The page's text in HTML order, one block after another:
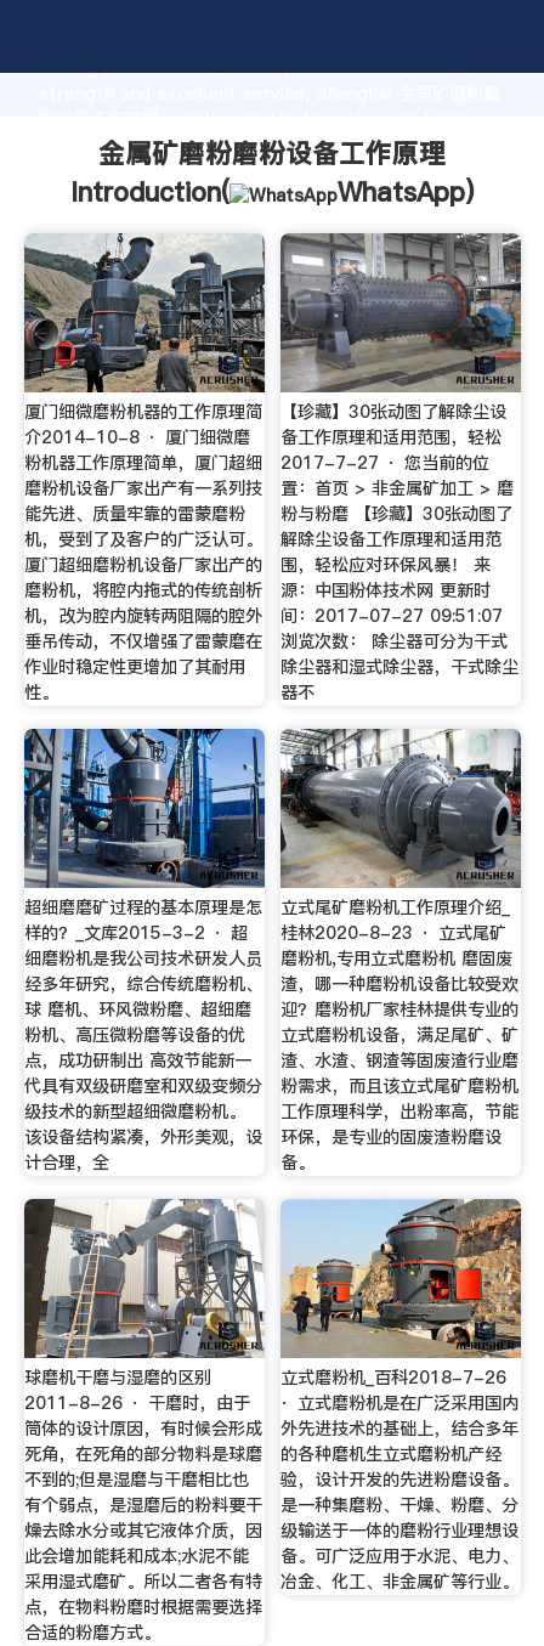
strong production capability, advanced research
values to all of customers.
金属矿磨粉磨粉设备工作原理
Introduction(
WhatsApp)
厦门细微磨粉机器的工作原理简
介2014-10-8 · 厦门细微磨
粉机器工作原理简单，厦门超细
磨粉机设备厂家出产有一系列技
能先进、质量牢靠的雷蒙磨粉
机，受到了及客户的广泛认可。
厦门超细磨粉机设备厂家出产的
磨粉机，将腔内拖式的传统剖析
机，改为腔内旋转两阻隔的腔外
垂吊传动，不仅增强了雷蒙磨在
作业时稳定性更增加了其耐用
性。
【珍藏】30张动图了解除尘设
备工作原理和适用范围，轻松
2017-7-27 · 您当前的位
置：首页 > 非金属矿加工 > 磨
粉与粉磨 【珍藏】30张动图了
解除尘设备工作原理和适用范
围，轻松应对环保风暴！ 来
源：中国粉体技术网 更新时
间：2017-07-27 09:51:07
浏览次数： 除尘器可分为干式
除尘器和湿式除尘器，干式除尘
器不
超细磨磨矿过程的基本原理是怎
样的？_文库2015-3-2 · 超
细磨粉机是我公司技术研发人员
经多年研究，综合传统磨粉机、
球 磨机、环风微粉磨、超细磨
粉机、高压微粉磨等设备的优
点，成功研制出 高效节能新一
代具有双级研磨室和双级变频分
级技术的新型超细微磨粉机。
该设备结构紧凑，外形美观，设
计合理，全
立式尾矿磨粉机工作原理介绍_
桂林2020-8-23 · 立式尾矿
磨粉机,专用立式磨粉机 磨固废
渣，哪一种磨粉机设备比较受欢
迎？磨粉机厂家桂林提供专业的
立式磨粉机设备，满足尾矿、矿
渣、水渣、钢渣等固废渣行业磨
粉需求，而且该立式尾矿磨粉机
工作原理科学，出粉率高，节能
环保，是专业的固废渣粉磨设
备。
球磨机干磨与湿磨的区别
2011-8-26 · 干磨时，由于
筒体的设计原因，有时候会形成
死角，在死角的部分物料是球磨
不到的;但是湿磨与干磨相比也
有个弱点，是湿磨后的粉料要干
燥去除水分或其它液体介质，因
此会增加能耗和成本;水泥不能
采用湿式磨矿。所以二者各有特
点，在物料粉磨时根据需要选择
合适的粉磨方式。
立式磨粉机_百科2018-7-26
· 立式磨粉机是在广泛采用国内
外先进技术的基础上，结合多年
的各种磨机生立式磨粉机产经
验，设计开发的先进粉磨设备。
是一种集磨粉、干燥、粉磨、分
级输送于一体的磨粉行业理想设
备。可广泛应用于水泥、电力、
冶金、化工、非金属矿等行业。